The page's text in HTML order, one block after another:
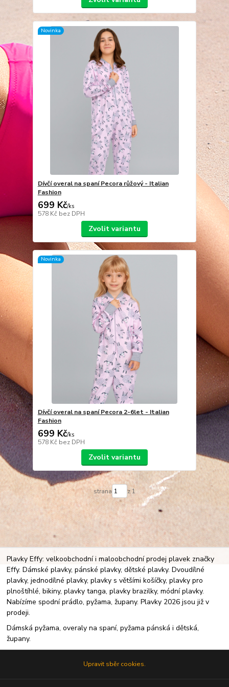
Novinka
Dívčí overal na spaní Pecora růžový - Italian
Fashion
699 Kč/ks
578 Kč bez DPH
Zvolit variantu
Novinka
Dívčí overal na spaní Pecora 2-6let - Italian
Fashion
699 Kč/ks
578 Kč bez DPH
Zvolit variantu
strana z 1
Plavky Effy: velkoobchodní i maloobchodní prodej plavek značky
Effy. Dámské plavky, pánské plavky, dětské plavky. Dvoudílné
plavky, jednodílné plavky, plavky s většími košíčky, plavky pro
plnoštíhlé, bikiny, plavky tanga, plavky brazilky, módní plavky.
Nabízíme spodní prádlo, pyžama, župany. Plavky 2026 jsou již v
prodeji.
Dámská pyžama, overaly na spaní, pyžama pánská i dětská,
župany.
Upravit sběr cookies.